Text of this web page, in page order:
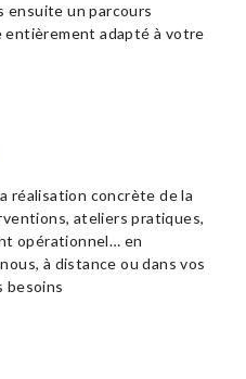
ensuite un parcours
entièrement adapté à votre
réalisation concrète de la
ateliers pratiques,
opérationnel… en
à distance ou dans vos
besoins